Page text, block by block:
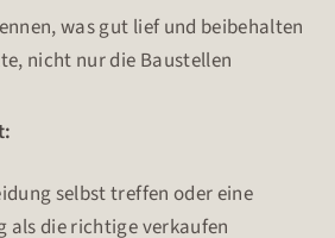
was gut lief und beibehalten
nicht nur die Baustellen
selbst treffen oder eine
als die richtige verkaufen